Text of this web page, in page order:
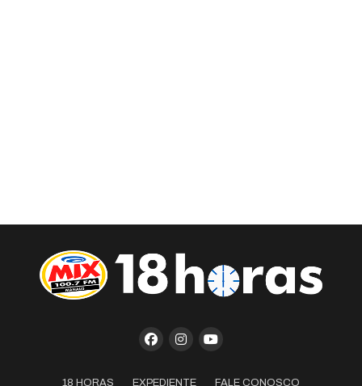
18 HORAS EXPEDIENTE FALE CONOSCO